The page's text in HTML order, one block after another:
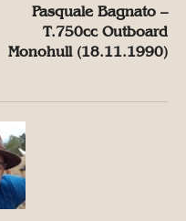
Pasquale Bagnato –
T.750cc Outboard
Monohull (18.11.1990)